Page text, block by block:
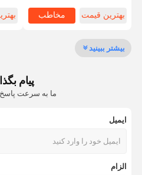
تماس با ما
قفسه های متوسط
قفسه های پالت های سنگین
قفسه های پالت با راهرو بسیار
قفسه های دو نفره
سیستم قفسه های متحرک
بهترین قیمت مخاطب
بیشتر ببینید
پیام
ما به سرعت پاسخ
ایمیل
الزام